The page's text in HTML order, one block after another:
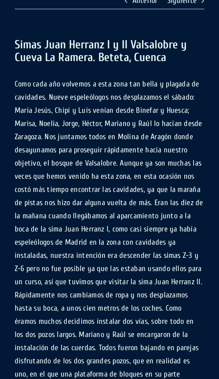
Simas Juan Herranz I y II Valsalobre y
Cueva La Ramera. Beteta, Cuenca
Como cada año volvemos a esta zona tan bella y plagada de
cavidades. Nueve espeleólogos nos desplazamos el sábado:
María Jesús, Chipi y Luis venían desde Binefar y Huesca;
Marisa, Noelia, Jorge, Héctor, Mariano y Raúl lo hacían desde
Zaragoza. Nos juntamos todos en Molina de Aragón donde
desayunamos para proseguir rápidamente hacia nuestro
objetivo, el bosque de Valsalobre. Aunque ya son muchas las
veces que hemos venido ha esta zona, en esta ocasión nos
costó más tiempo encontrar las cavidades, ya que la maraña
de pistas nos hizo dar alguna vuelta de más. Eran las diez de
la mañana cuando llegábamos al aparcamiento junto a la
boca de la sima Juan Herranz I, como casi siempre ya había
espeleólogos de Madrid en la zona con cavidades ya
instaladas, nuestra intención era descender las simas Z-3 y
Z-6 pero no fue posible ya que las estaban usando ellos para
un curso, así que tuvimos que visitar la sima Juan Herranz II.
Rápidamente nos cambiamos de ropa y nos desplazamos
hasta su boca, a unos cien metros de los coches. Como
éramos muchos decidimos instalar dos vías, sobre todo en
los dos pozos largos. Mariano y Raúl se encargaron de la
instalación de las cuerdas. Todos fueron bajando en parejas
disfrutando de los dos grandes pozos, que en realidad es
uno, en el que una plataforma de bloques en su parte